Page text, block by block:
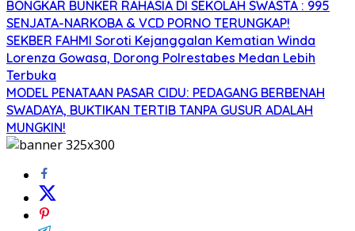
BONGKAR BUNKER RAHASIA DI SEKOLAH SWASTA : 995
SENJATA-NARKOBA & VCD PORNO TERUNGKAP!
SEKBER FAHMI Soroti Kejanggalan Kematian Winda
Lorenza Gowasa, Dorong Polrestabes Medan Lebih
Terbuka
MODEL PENATAAN PASAR CIDU: PEDAGANG BERBENAH
SWADAYA, BUKTIKAN TERTIB TANPA GUSUR ADALAH
MUNGKIN!